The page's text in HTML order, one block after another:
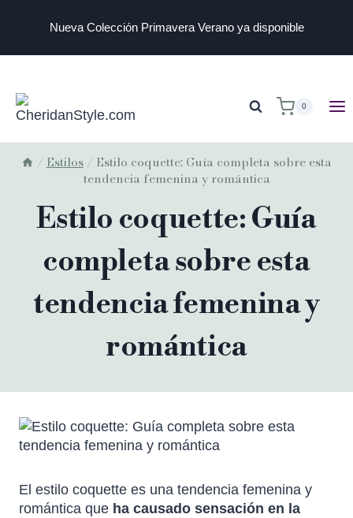
Nueva Colección Primavera Verano ya disponible
0
/ Estilos / Estilo coquette: Guía completa sobre esta
tendencia femenina y romántica
Estilo coquette: Guía
completa sobre esta
tendencia femenina y
romántica
El estilo coquette es una tendencia femenina y
romántica que ha causado sensación en la